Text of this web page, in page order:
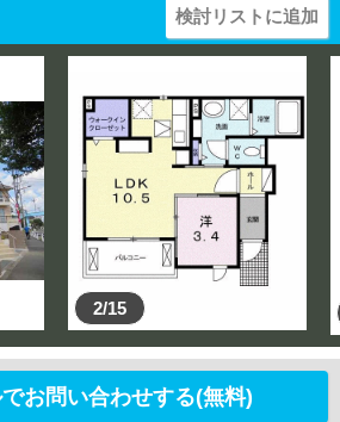
検討リストに追加
2/15
お問い合わせする(無料)